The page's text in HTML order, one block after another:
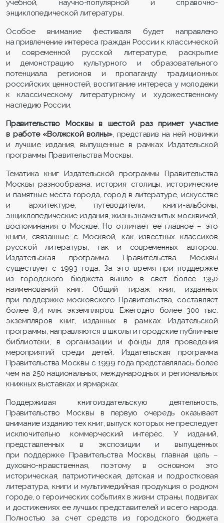
учебной, научно-популярной и справочно-
энциклопедической литературы.
Особое внимание фестиваля будет направлено
на привлечение интереса граждан России к классической
и современной русской литературе, раскрытие
и демонстрацию культурного и образовательного
потенциала регионов и пропаганду традиционных
российских ценностей, воспитание интереса у молодежи
к классическому литературному и художественному
наследию России.
Правительство Москвы в шестойраз примет участие
в работе «Волжской волны» , представив на ней новинки
и лучшие издания, выпущенные в рамках Издательской
программы Правительства Москвы.
Тематика книг Издательской программы Правительства
Москвы разнообразна: история столицы, исторические
и памятные места города, город в литературе, искусстве
и архитектуре, путеводители, книги-альбомы,
энциклопедические издания, жизнь знаменитых москвичей,
воспоминания о Москве. Но отличает ее главное – это
книги, связанные с Москвой, как известных классиков
русской литературы, так и современных авторов.
Издательская программа Правительства Москвы
существует с 1993 года. За это время при поддержке
из городского бюджета вышло в свет более 1350
наименований книг. Общий тираж книг, изданных
при поддержке московского Правительства, составляет
более 8,4 млн. экземпляров.
Ежегодно более 300 тыс.
экземпляров книг, изданных в рамках Издательской
программы, направляются в школы и городские публичные
библиотеки, в организации и фонды для проведения
мероприятий среди детей. Издательская программа
Правительства Москвы с 1999 года представлялась более
чем на 250 национальных, международных и региональных
книжных выставках и ярмарках.
Поддерживая книгоиздательскую деятельность,
Правительство Москвы в первую очередь оказывает
внимание изданию тех книг, выпуск которых не преследует
исключительно коммерческий интерес. У изданий,
представленных в экспозиции и выпущенных
при поддержке Правительства Москвы, главная цель –
духовно-нравственная, поэтому в основном это
историческая, патриотическая, детская и подростковая
литература, книги и мультимедийная продукция о родном
городе, о героических событиях в жизни страны, подвигах
и достижениях ее лучших представителей и всего народа.
Полностью за счет средств из городского бюджета